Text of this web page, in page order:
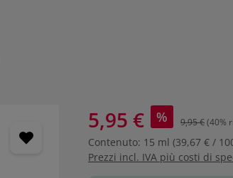
5,95 € % 9,95 €(40%
Contenuto: 15 ml (39,67 € /
Prezzi incl. IVA più costi di